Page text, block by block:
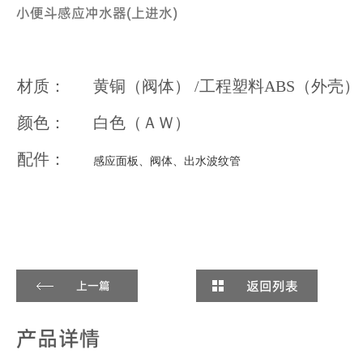
小便斗感应冲水器(上进水)
材质： 黄铜（阀体） /工程塑料ABS（外壳）
颜色： 白色（ＡＷ）
配件： 感应面板、阀体、出水波纹管
上一篇 返回列表
产品详情